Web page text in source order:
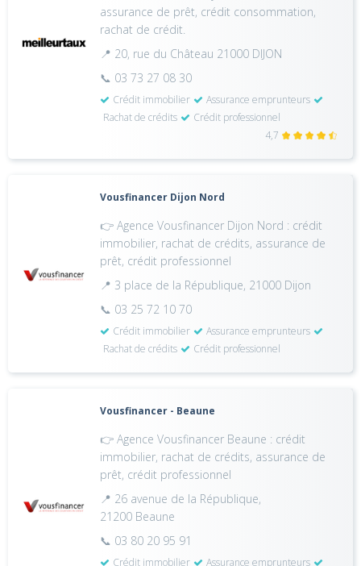
assurance de prêt, crédit consommation,
rachat de crédit.
📍 20, rue du Château 21000 DIJON
📞 03 73 27 08 30
Crédit immobilier
Assurance emprunteurs
Rachat de crédits
Crédit professionnel
4,7
Vousfinancer Dijon Nord
👉 Agence Vousfinancer Dijon Nord : crédit
immobilier, rachat de crédits, assurance de
prêt, crédit professionnel
📍 3 place de la République, 21000 Dijon
📞 03 25 72 10 70
Crédit immobilier
Assurance emprunteurs
Rachat de crédits
Crédit professionnel
Vousfinancer - Beaune
👉 Agence Vousfinancer Beaune : crédit
immobilier, rachat de crédits, assurance de
prêt, crédit professionnel
📍 26 avenue de la République,
21200 Beaune
📞 03 80 20 95 91
Crédit immobilier
Assurance emprunteurs